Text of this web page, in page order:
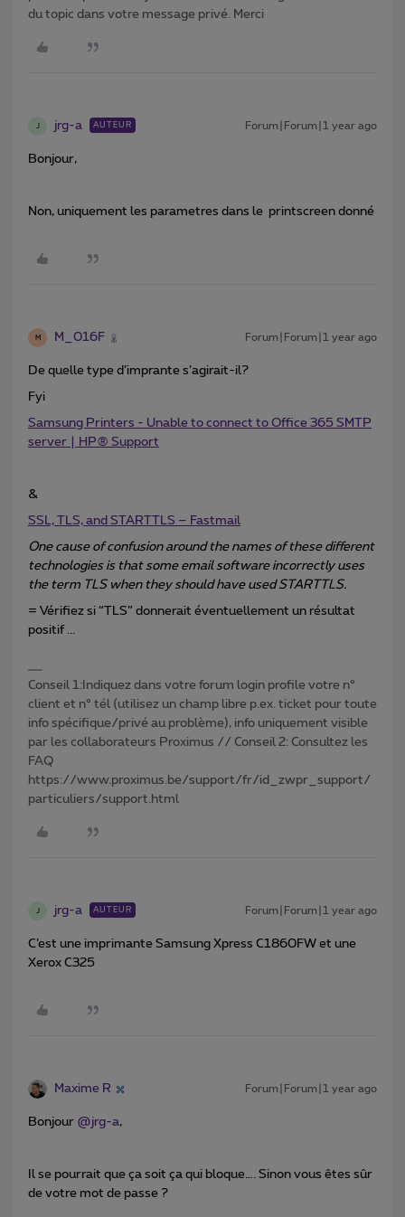
du topic dans votre message privé. Merci
jrg-a AUTEUR Forum|Forum|1 year ago
Bonjour,
Non, uniquement les parametres dans le printscreen donné
M M_016F Forum|Forum|1 year ago
De quelle type d’imprante s’agirait-il?
Fyi
Samsung Printers - Unable to connect to Office 365 SMTP
server | HP® Support
&
SSL, TLS, and STARTTLS – Fastmail
One cause of confusion around the names of these different
technologies is that some email software incorrectly uses
the term TLS when they should have used STARTTLS.
= Vérifiez si “TLS” donnerait éventuellement un résultat
positif ...
Conseil 1:Indiquez dans votre forum login profile votre n°
client et n° tél (utilisez un champ libre p.ex. ticket pour toute
info spécifique/privé au problème), info uniquement visible
par les collaborateurs Proximus // Conseil 2: Consultez les
FAQ
https://www.proximus.be/support/fr/id_zwpr_support/
particuliers/support.html
jrg-a AUTEUR Forum|Forum|1 year ago
C’est une imprimante Samsung Xpress C1860FW et une
Xerox C325
Maxime R Forum|Forum|1 year ago
Bonjour ​ @jrg-a,
Il se pourrait que ça soit ça qui bloque…. Sinon vous êtes sûr
de votre mot de passe ?